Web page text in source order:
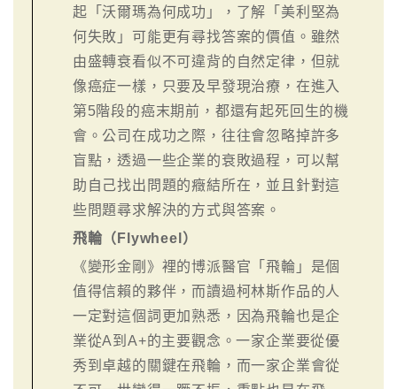
起「沃爾瑪為何成功」，了解「美利堅為
何失敗」可能更有尋找答案的價值。雖然
由盛轉衰看似不可違背的自然定律，但就
像癌症一樣，只要及早發現治療，在進入
第5階段的癌末期前，都還有起死回生的機
會。公司在成功之際，往往會忽略掉許多
盲點，透過一些企業的衰敗過程，可以幫
助自己找出問題的癥結所在，並且針對這
些問題尋求解決的方式與答案。
飛輪（Flywheel）
《變形金剛》裡的博派醫官「飛輪」是個
值得信賴的夥伴，而讀過柯林斯作品的人
一定對這個詞更加熟悉，因為飛輪也是企
業從A到A+的主要觀念。一家企業要從優
秀到卓越的關鍵在飛輪，而一家企業會從